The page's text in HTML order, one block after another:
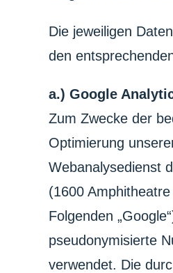
Die jeweiligen
den
a.) Google
Zum Zwecke der
Optimierung
Webanalysedienst
(1600
Folgenden
pseudonymisierte
verwendet. Die